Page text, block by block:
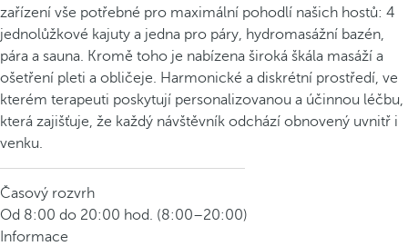
zařízení vše potřebné pro maximální pohodlí našich hostů: 4
jednolůžkové kajuty a jedna pro páry, hydromasážní bazén,
pára a sauna. Kromě toho je nabízena široká škála masáží a
ošetření pleti a obličeje. Harmonické a diskrétní prostředí, ve
kterém terapeuti poskytují personalizovanou a účinnou léčbu,
která zajišťuje, že každý návštěvník odchází obnovený uvnitř i
venku.
Časový rozvrh
Od 8:00 do 20:00 hod. (8:00–20:00)
Informace